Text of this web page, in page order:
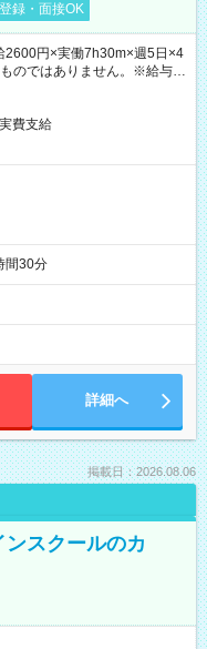
録・面接OK
円×実働7h30m×週5日×4
のではありません。※給与即
）
費支給
間30分
詳細へ
掲載日：2026.08.06
ンスクールのカ